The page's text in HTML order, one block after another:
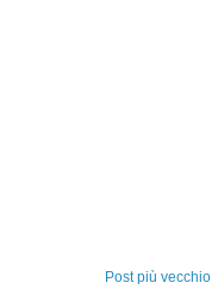
Post più vecchio